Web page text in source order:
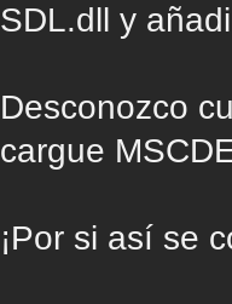
SDL.dll y
Desconozco
cargue
¡Por si así se